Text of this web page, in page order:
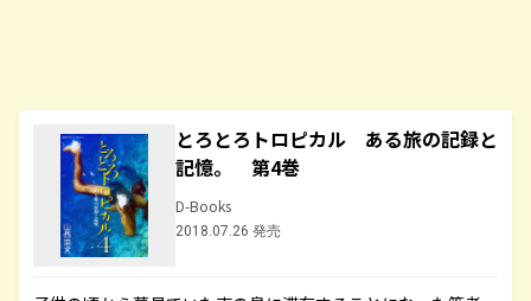
とろとろトロピカル ある旅の記録と
記憶。 第4巻
D-Books
2018.07.26 発売